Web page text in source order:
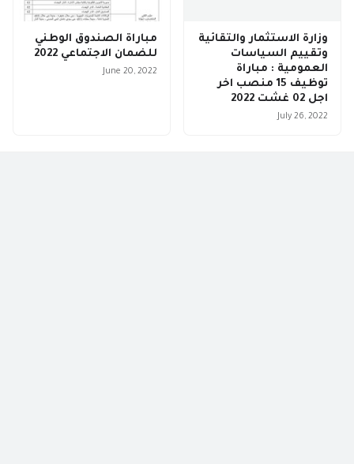
وزارة الاستثمار والتقائية
وتقييم السياسات
العمومية : مباراة
توظيف 15 منصب اخر
اجل 02 غشت 2022
July 26, 2022
مباراة الصندوق الوطني
للضمان الاجتماعي 2022
June 20, 2022